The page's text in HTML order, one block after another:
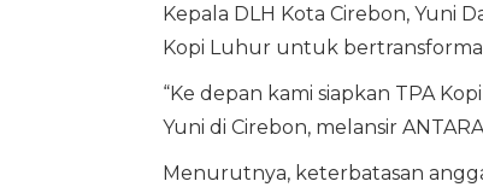
Kepala DLH Kota Cirebon, Yuni
Kopi Luhur untuk
“Ke depan kami siapkan TPA
Yuni di Cirebon, melansir
Menurutnya, keterbatasan